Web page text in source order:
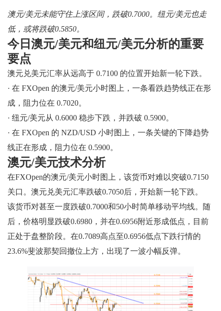
澳元/美元未能守住上涨区间，跌破0.7000。纽元/美元也走
低，或将跌破0.5850。
今日澳元/美元和纽元/美元分析的重要
要点
澳元兑美元汇率从远高于 0.7100 的位置开始新一轮下跌。
· 在 FXOpen 的澳元/美元小时图上，一条看跌趋势线正在形
成，阻力位在 0.7020。
· 纽元/美元从 0.6000 稳步下跌，并跌破 0.5900。
· 在 FXOpen 的 NZD/USD 小时图上，一条关键的下降趋势
线正在形成，阻力位在 0.5900。
澳元/美元技术分析
在FXOpen的澳元/美元小时图上，该货币对难以突破0.7150
关口。澳元兑美元汇率跌破0.7050后，开始新一轮下跌。
该货币对甚至一度跌破0.7000和50小时简单移动平均线。随
后，价格明显跌破0.6980，并在0.6956附近形成低点，目前
正处于盘整阶段。在0.7089高点至0.6956低点下跌行情的
23.6%斐波那契回撤位上方，出现了一波小幅反弹。